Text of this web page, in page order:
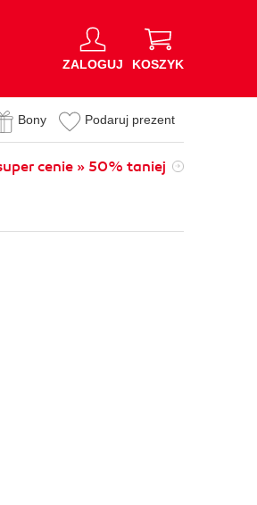
ZALOGUJ KOSZYK
Bony Podaruj prezent
cenie » 50% taniej